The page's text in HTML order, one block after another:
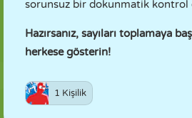
sorunsuz bir dokunmatik kontrol
Hazırsanız, sayıları toplamaya
herkese gösterin!
1 Kişilik